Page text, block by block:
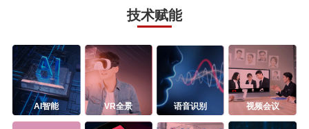
技术赋能
AI智能 VR全景 语音识别 视频会议